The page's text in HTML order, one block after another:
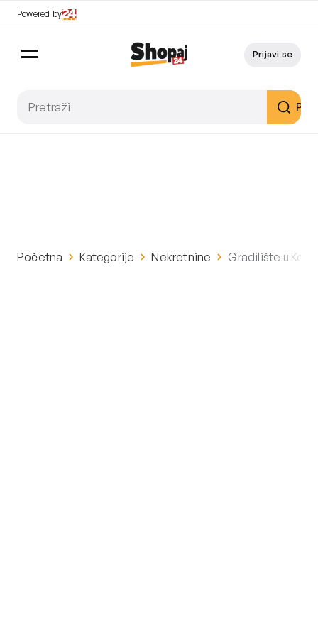
Powered by
Prijavi se
Početna Kategorije Nekretnine Gradilište u